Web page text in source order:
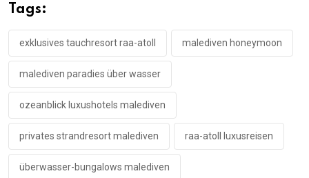
Tags:
exklusives tauchresort raa-atoll malediven honeymoon
malediven paradies über wasser
ozeanblick luxushotels malediven
privates strandresort malediven raa-atoll luxusreisen
überwasser-bungalows malediven